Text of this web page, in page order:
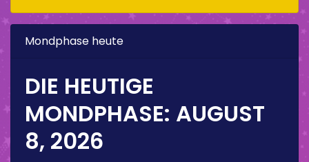
Mondphase heute
DIE HEUTIGE
MONDPHASE: AUGUST
8, 2026